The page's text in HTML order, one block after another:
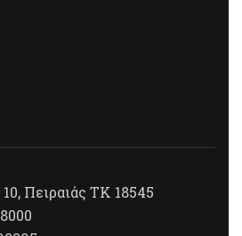
Πειραιάς ΤΚ 18545